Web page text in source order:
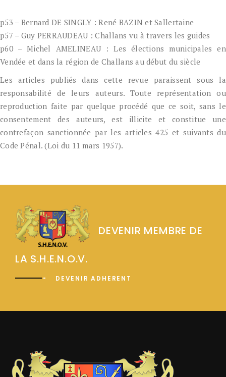
p53 – Bernard DE SINGLY : René BAZIN et Sallertaine
p57 – Guy PERRAUDEAU : Challans vu à travers les guides
p60 – Michel AMELINEAU : Les élections municipales en
Vendée et dans la région de Challans au début du siècle
Les articles publiés dans cette revue paraissent sous la
responsabilité de leurs auteurs. Toute représentation ou
reproduction faite par quelque procédé que ce soit, sans le
consentement des auteurs, est illicite et constitue une
contrefaçon sanctionnée par les articles 425 et suivants du
Code Pénal. (Loi du 11 mars 1957).
DEVENIR MEMBRE DE
LA S.H.E.N.O.V.
DEVENIR ADHERENT